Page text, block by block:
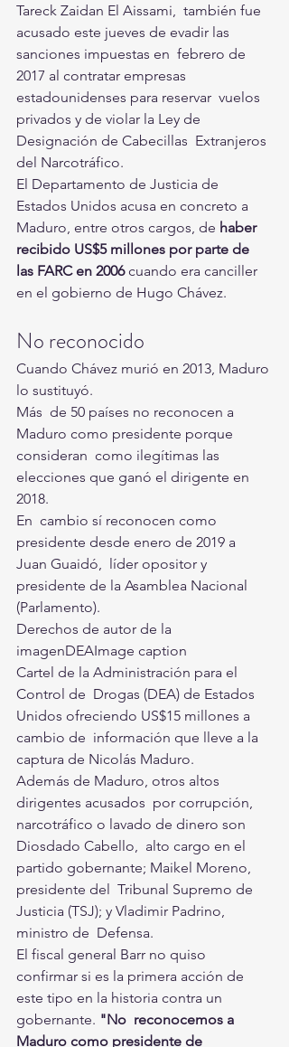
Tareck Zaidan El Aissami,  también fue
acusado este jueves de evadir las
sanciones impuestas en  febrero de
2017 al contratar empresas
estadounidenses para reservar  vuelos
privados y de violar la Ley de
Designación de Cabecillas  Extranjeros
del Narcotráfico.
El Departamento de Justicia de
Estados Unidos acusa en concreto a
Maduro, entre otros cargos, de haber
recibido US$5 millones por parte de
las FARC en 2006 cuando era canciller
en el gobierno de Hugo Chávez.
No reconocido
Cuando Chávez murió en 2013, Maduro
lo sustituyó.
Más  de 50 países no reconocen a
Maduro como presidente porque
consideran  como ilegítimas las
elecciones que ganó el dirigente en
2018.
En  cambio sí reconocen como
presidente desde enero de 2019 a
Juan Guaidó,  líder opositor y
presidente de la Asamblea Nacional
(Parlamento).
Derechos de autor de la
imagenDEAImage caption
Cartel de la Administración para el
Control de  Drogas (DEA) de Estados
Unidos ofreciendo US$15 millones a
cambio de  información que lleve a la
captura de Nicolás Maduro.
Además de Maduro, otros altos
dirigentes acusados  por corrupción,
narcotráfico o lavado de dinero son
Diosdado Cabello,  alto cargo en el
partido gobernante; Maikel Moreno,
presidente del  Tribunal Supremo de
Justicia (TSJ); y Vladimir Padrino,
ministro de  Defensa.
El fiscal general Barr no quiso
confirmar si es la primera acción de
este tipo en la historia contra un
gobernante. "No  reconocemos a
Maduro como presidente de